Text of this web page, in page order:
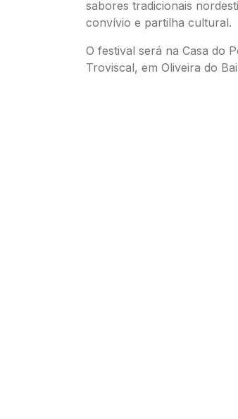
sabores tradicionais
convívio e partilha cultural.
O festival será na Casa do
Troviscal, em Oliveira do